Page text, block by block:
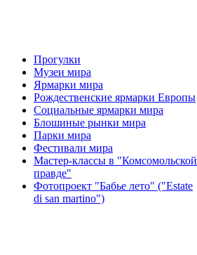
Прогулки
Музеи мира
Ярмарки мира
Рождественские ярмарки Европы
Социальные ярмарки мира
Блошиные рынки мира
Парки мира
Фестивали мира
Мастер-классы в "Комсомольской
правде"
Фотопроект "Бабье лето" ("Еstate
di san martino")